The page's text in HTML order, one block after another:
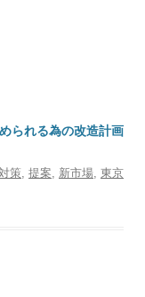
られる為の改造計画
策, 提案, 新市場, 東京